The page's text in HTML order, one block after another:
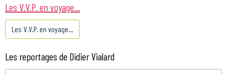
Les V.V.P. en voyage...
Les V.V.P. en voyage...
Les reportages de Didier Vialard